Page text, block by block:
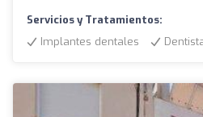
Servicios y Tratamientos:
Implantes dentales